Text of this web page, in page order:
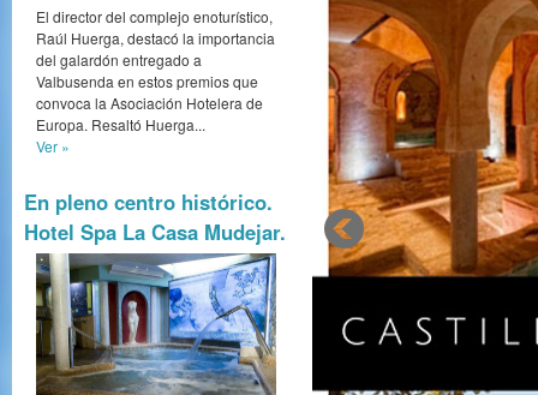
El director del complejo enoturístico,
Raúl Huerga, destacó la importancia
del galardón entregado a
Valbusenda en estos premios que
convoca la Asociación Hotelera de
Europa. Resaltó Huerga...
Ver »
En pleno centro histórico.
Hotel Spa La Casa Mudejar.